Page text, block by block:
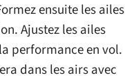
ensuite les ailes
Ajustez les ailes
performance en vol.
dans les airs avec